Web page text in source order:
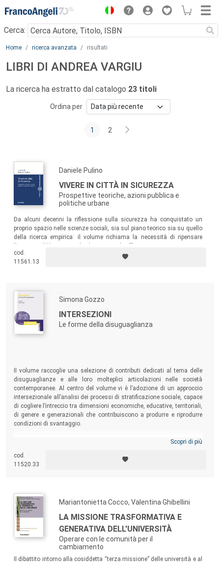
Menu
Cerca:
Main content
Home ricerca avanzata risultati
LIBRI DI ANDREA VARGIU
La ricerca ha estratto dal catalogo 23 titoli
Ordina per
1 2
Daniele Pulino
VIVERE IN CITTÀ IN SICUREZZA
Prospettive teoriche, azioni pubblica e
politiche urbane
Da alcuni decenni la riflessione sulla sicurezza ha conquistato un
proprio spazio nelle scienze sociali, sia sul piano teorico sia su quello
della ricerca empirica: il volume richiama la necessità di ripensare
diversa della sicurezza, non fondata sull’esclusione o esclusivamente
sull’ordine pubblico, ma orientata alla coesione sociale.
cod.
11561.13
Simona Gozzo
INTERSEZIONI
Le forme della disuguaglianza
Il volume raccoglie una selezione di contributi dedicati al tema delle
disuguaglianze e alle loro molteplici articolazioni nelle società
contemporanee. Al centro del volume vi è l’adozione di un approccio
intersezionale all’analisi dei processi di stratificazione sociale, capace
di cogliere l’intreccio tra dimensioni economiche, educative, territoriali,
di genere e generazionali che contribuiscono a produrre e riprodurre
condizioni di svantaggio.
Scopri di più
cod.
11520.33
Mariantonietta Cocco, Valentina Ghibellini
LA MISSIONE TRASFORMATIVA E
GENERATIVA DELL'UNIVERSITÀ
Operare con le comunità per il
cambiamento
Il dibattito intorno alla cosiddetta “terza missione” delle università e al